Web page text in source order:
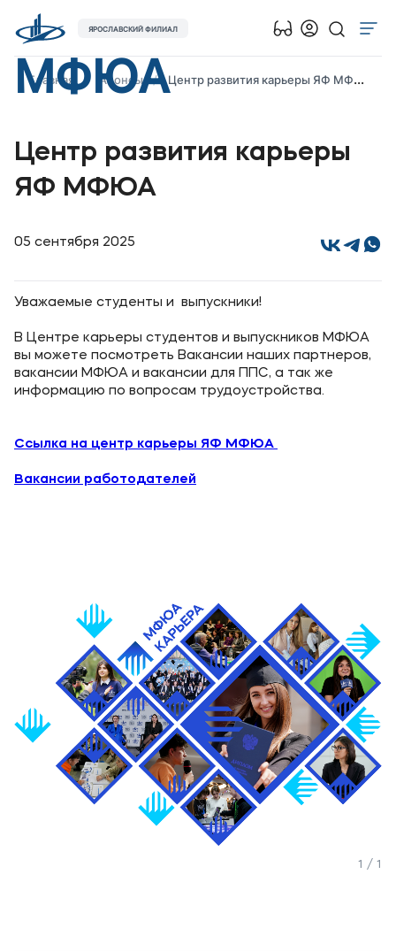
МФЮА
ЯРОСЛАВСКИЙ ФИЛИАЛ
Об университете
Абитуриенту
Музейно-выставочный центр МФЮА
Противодействие терроризму и экстремизму
Абитуриентам
Студентам
Выпускникам
Дополнительное образование
Объявления
Новости ВУЗа
Контакты
Банковские реквизиты
Главная Анонсы Центр развития карьеры ЯФ МФЮА
Центр развития карьеры
ЯФ МФЮА
05 сентября 2025
Уважаемые студенты и выпускники!
В Центре карьеры студентов и выпускников МФЮА
вы можете посмотреть Вакансии наших партнеров,
вакансии МФЮА и вакансии для ППС, а так же
информацию по вопросам трудоустройства.
Ссылка на центр карьеры ЯФ МФЮА
Вакансии работодателей
1 / 1